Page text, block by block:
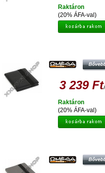
(20% ÁFA-val)
Raktáron
3 239 Ft
(20% ÁFA-val)
Raktáron